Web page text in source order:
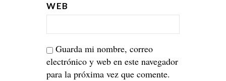
WEB
Guarda mi nombre, correo
electrónico y web en este navegador
para la próxima vez que comente.